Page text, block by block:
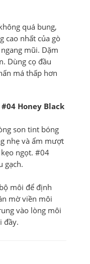
quá bung,
cao nhất của gò
mũi. Dặm
Dùng cọ đầu
má thấp hơn
Honey Black
son tint bóng
nhẹ và ẩm mượt
ngọt. #04
gạch.
môi để định
mờ viền môi
vào lòng môi
đầy.